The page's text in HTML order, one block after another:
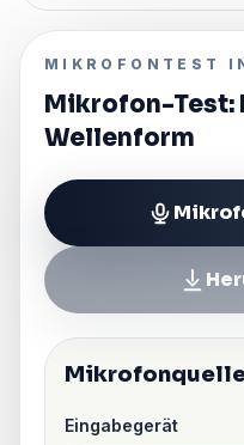
MIKROFONTEST
Mikrofon-Test:
Wellenform
Eingabegerät